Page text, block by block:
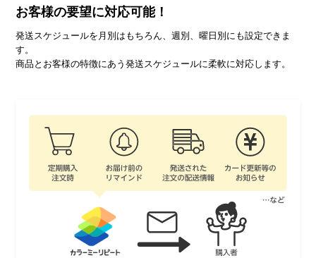
お客様の要望に対応可能！
発送スケジュールを月別はもちろん、週別、曜日別にも設定できま
す。
商品とお客様の特徴にあう発送スケジュールに柔軟に対応します。